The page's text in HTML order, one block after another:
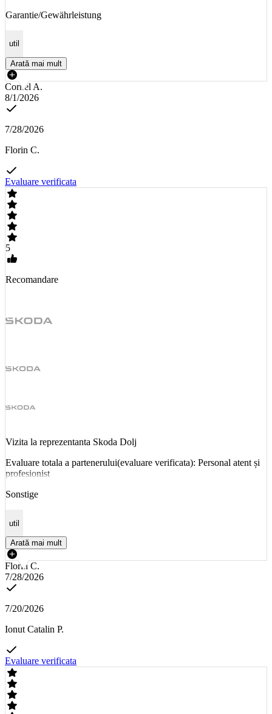
Garantie/Gewährleistung
util
Arată mai mult
Cornel A.
8/1/2026
7/28/2026
Florin C.
Evaluare verificata
5
Recomandare
Vizita la reprezentanta Skoda Dolj
Evaluare totala a partenerului(evaluare verificata): Personal atent și
profesionist
Sonstige
util
Arată mai mult
Florin C.
7/28/2026
7/20/2026
Ionut Catalin P.
Evaluare verificata